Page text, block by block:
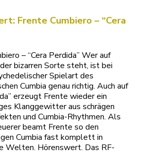
Frente Cumbiero – “Cera
– “Cera Perdida” Wer auf
bizarren Sorte steht, ist bei
Spielart des
Cumbia genau richtig. Auch auf
erzeugt Frente wieder ein
Klanggewitter aus schrägen
und Cumbia-Rhythmen. Als
beamt Frente so den
Cumbia fast komplett in
Welten. Hörenswert. Das RF-